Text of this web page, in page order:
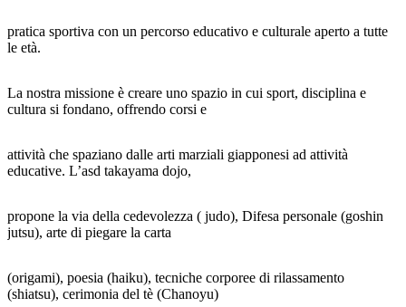
pratica sportiva con un percorso educativo e culturale aperto a tutte
le età.
La nostra missione è creare uno spazio in cui sport, disciplina e
cultura si fondano, offrendo corsi e
attività che spaziano dalle arti marziali giapponesi ad attività
educative. L’asd takayama dojo,
propone la via della cedevolezza ( judo), Difesa personale (goshin
jutsu), arte di piegare la carta
(origami), poesia (haiku), tecniche corporee di rilassamento
(shiatsu), cerimonia del tè (Chanoyu)